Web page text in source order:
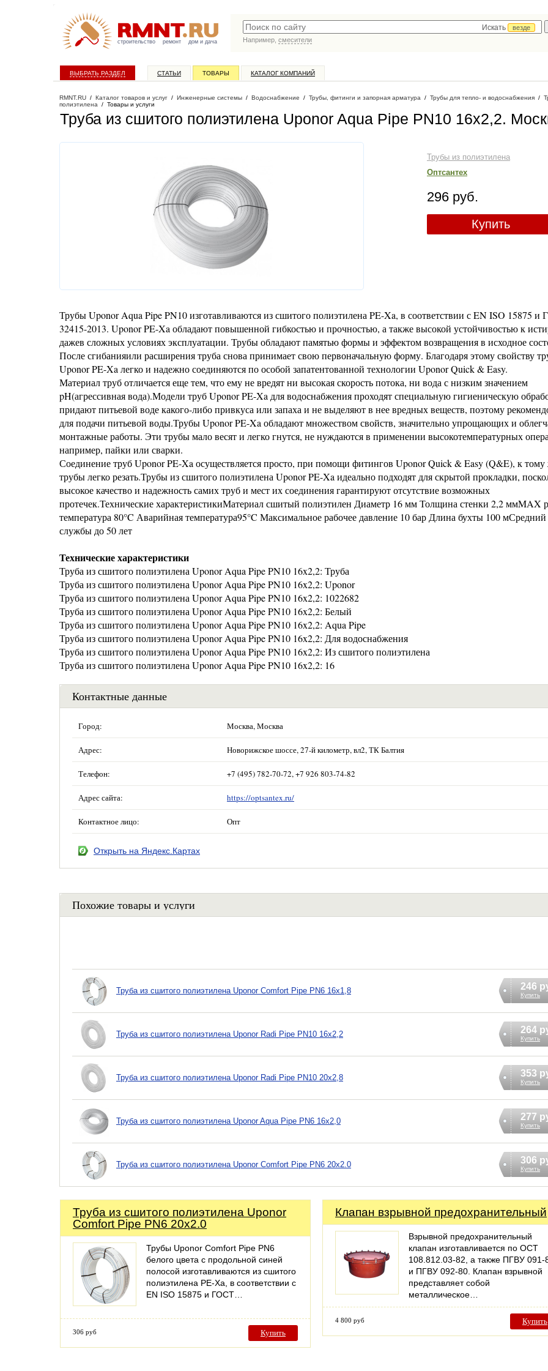
строительство ремонт дом и дача
Искать
везде
Например, смесители
ВЫБРАТЬ РАЗДЕЛ СТАТЬИ ТОВАРЫ КАТАЛОГ КОМПАНИЙ
RMNT.RU / Каталог товаров и услуг / Инженерные системы / Водоснабжение / Трубы, фитинги и запорная арматура / Трубы для тепло- и водоснабжения /
полиэтилена / Товары и услуги
Труба из сшитого полиэтилена Uponor Aqua Pipe PN10 16x2,2.
Трубы из полиэтилена
Оптсантех
296 руб.
Купить
Трубы Uponor Aqua Pipe PN10 изготавливаются из сшитого полиэтилена PE-Xa, в соответствии с EN ISO 15875
32415-2013. Uponor PE-Xa обладают повышенной гибкостью и прочностью, а также высокой устойчивостью к
дажев сложных условиях эксплуатации. Трубы обладают памятью формы и эффектом возвращения в исходное
После сгибанияили расширения труба снова принимает свою первоначальную форму. Благодаря этому свойству
Uponor PE-Xa легко и надежно соединяются по особой запатентованной технологии Uponor Quick & Easy.
Материал труб отличается еще тем, что ему не вредят ни высокая скорость потока, ни вода с низким значением
pH(агрессивная вода).Модели труб Uponor PE-Xa для водоснабжения проходят специальную гигиеническую
придают питьевой воде какого-либо привкуса или запаха и не выделяют в нее вредных веществ, поэтому
для подачи питьевой воды.Трубы Uponor PE-Xa обладают множеством свойств, значительно упрощающих и
монтажные работы. Эти трубы мало весят и легко гнутся, не нуждаются в применении высокотемпературных
например, пайки или сварки.
Соединение труб Uponor PE-Xa осуществляется просто, при помощи фитингов Uponor Quick & Easy (Q&E), к тому
трубы легко резать.Трубы из сшитого полиэтилена Uponor PE-Xa идеально подходят для скрытой прокладки,
высокое качество и надежность самих труб и мест их соединения гарантируют отсутствие возможных
протечек.Технические характеристикиМатериал сшитый полиэтилен Диаметр 16 мм Толщина стенки 2,2 ммMAX
температура 80°C Аварийная температура95°C Максимальное рабочее давление 10 бар Длина бухты 100 мСредний
службы до 50 лет
Технические характеристики
Труба из сшитого полиэтилена Uponor Aqua Pipe PN10 16x2,2: Труба
Труба из сшитого полиэтилена Uponor Aqua Pipe PN10 16x2,2: Uponor
Труба из сшитого полиэтилена Uponor Aqua Pipe PN10 16x2,2: 1022682
Труба из сшитого полиэтилена Uponor Aqua Pipe PN10 16x2,2: Белый
Труба из сшитого полиэтилена Uponor Aqua Pipe PN10 16x2,2: Aqua Pipe
Труба из сшитого полиэтилена Uponor Aqua Pipe PN10 16x2,2: Для водоснабжения
Труба из сшитого полиэтилена Uponor Aqua Pipe PN10 16x2,2: Из сшитого полиэтилена
Труба из сшитого полиэтилена Uponor Aqua Pipe PN10 16x2,2: 16
Контактные данные
Город: Москва, Москва
Адрес: Новорижское шоссе, 27-й километр, вл2, ТК Балтия
Телефон: +7 (495) 782-70-72, +7 926 803-74-82
Адрес сайта: https://optsantex.ru/
Контактное лицо: Опт
Открыть на Яндекс.Картах
Похожие товары и услуги
Труба из сшитого полиэтилена Uponor Comfort Pipe PN6 16x1,8 246
Купить
Труба из сшитого полиэтилена Uponor Radi Pipe PN10 16x2,2 264
Купить
Труба из сшитого полиэтилена Uponor Radi Pipe PN10 20x2,8 353
Купить
Труба из сшитого полиэтилена Uponor Aqua Pipe PN6 16x2,0 277
Купить
Труба из сшитого полиэтилена Uponor Comfort Pipe PN6 20x2.0 306
Купить
Труба из сшитого полиэтилена Uponor
Comfort Pipe PN6 20x2.0
Трубы Uponor Comfort Pipe PN6
белого цвета с продольной синей
полосой изготавливаются из сшитого
полиэтилена PE-Xa, в соответствии с
EN ISO 15875 и ГОСТ…
306 руб Купить
Клапан взрывной предохранительный
Взрывной предохранительный
клапан изготавливается по ОСТ
108.812.03-82, а также ПГВУ 091-
и ПГВУ 092-80. Клапан взрывной
представляет собой
металлическое…
4 800 руб Купить